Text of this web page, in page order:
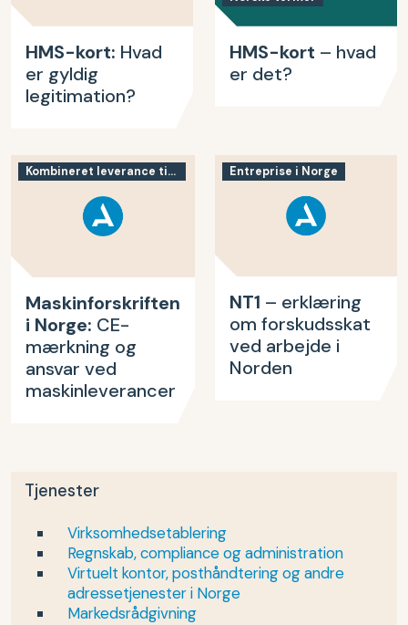
HMS-kort: Hvad
er gyldig
legitimation?
HMS-kort – hvad
er det?
Maskinforskriften
i Norge: CE-
mærkning og
ansvar ved
maskinleverancer
Kombineret leverance til Norge
NT1 – erklæring
om forskudsskat
ved arbejde i
Norden
Entreprise i Norge
Tjenester
Virksomhedsetablering
Regnskab, compliance og administration
Virtuelt kontor, posthåndtering og andre
adressetjenester i Norge
Markedsrådgivning